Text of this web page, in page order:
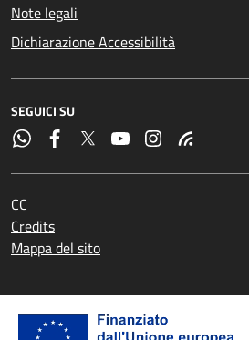
Note legali
Dichiarazione Accessibilità
SEGUICI SU
CC
Credits
Mappa del sito